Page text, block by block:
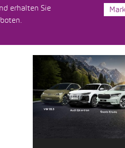
erhalten Sie